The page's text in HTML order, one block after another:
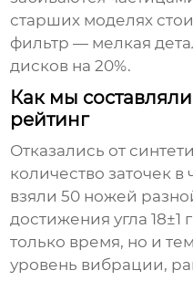
старших моделях
фильтр — мелкая
дисков на 20%.
Как мы
рейтинг
Отказались от
количество заточек в
взяли 50 ножей
достижения угла
только время, но и
уровень вибрации,